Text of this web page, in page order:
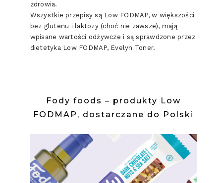
zdrowia.
Wszystkie przepisy są Low FODMAP, w większości
bez glutenu i laktozy (choć nie zawsze), mają
wpisane wartości odżywcze i są sprawdzone przez
dietetyka Low FODMAP, Evelyn Toner.
Fody foods – produkty Low
FODMAP, dostarczane do Polski